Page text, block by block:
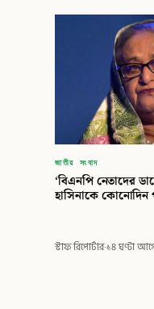
জাতীয় সংবাদ
‘বিএনপি নেতাদের
হাসিনাকে কোনোদিন
স্টাফ রিপোর্টার·১৪ ঘণ্টা